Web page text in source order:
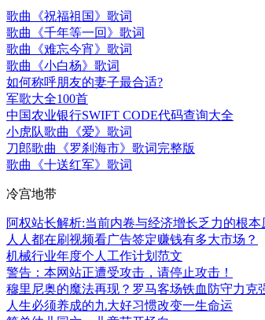
歌曲《祝福祖国》歌词
歌曲《千年等一回》歌词
歌曲《难忘今宵》歌词
歌曲《小白杨》歌词
如何称呼朋友的妻子最合适?
军歌大全100首
中国农业银行SWIFT CODE代码查询大全
小虎队歌曲《爱》歌词
刀郎歌曲《罗刹海市》歌词完整版
歌曲《十送红军》歌词
冷宫地带
阿权站长解析:当前内卷与经济增长乏力的根
人人都在刷视频看广告签定赚钱有多大市场？
机械行业年度个人工作计划范文
警告：本网站正遭受攻击，请停止攻击！
穆里尼奥的魔法再现？罗马客场铁血防守力克
人生必须养成的九大好习惯改变一生命运